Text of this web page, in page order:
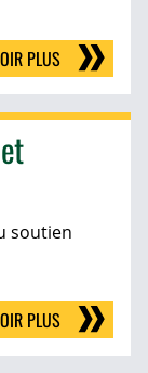
PLUS
soutien
PLUS